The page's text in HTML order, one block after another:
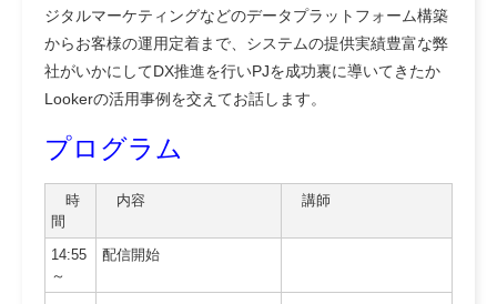
ジタルマーケティングなどのデータプラットフォーム構築
からお客様の運用定着まで、システムの提供実績豊富な弊
社がいかにしてDX推進を行いPJを成功裏に導いてきたか
Lookerの活用事例を交えてお話します。
プログラム
時
間
内容 講師
14:55
～
配信開始